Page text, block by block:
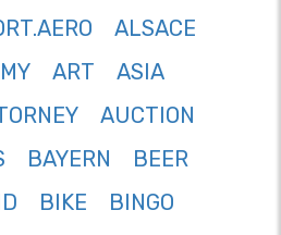
ALSACE
ART
ASIA
AUCTION
BAYERN
BEER
BIKE
BINGO